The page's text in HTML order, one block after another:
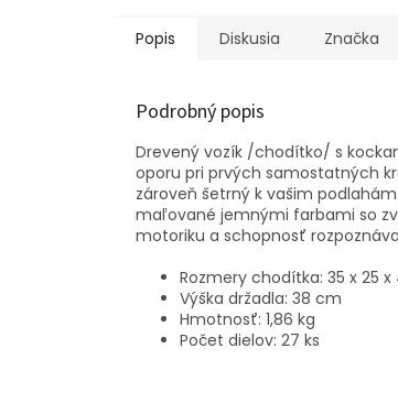
Popis Diskusia Značka
Podrobný popis
Drevený vozík /chodítko/ s
oporu pri prvých samostatných
zároveň šetrný k vašim
maľované jemnými farbami so
motoriku a schopnosť
Rozmery chodítka: 35 x 25
Výška držadla: 38 cm
Hmotnosť: 1,86 kg
Počet dielov: 27 ks